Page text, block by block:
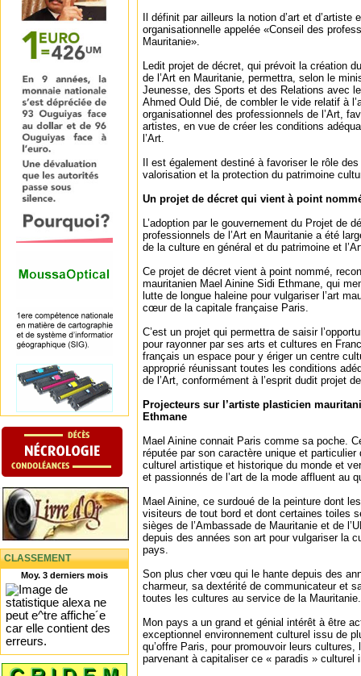
CLASSEMENT
Moy. 3 derniers mois
Il définit par ailleurs la notion d’art et d’artiste
organisationnelle appelée «Conseil des
Mauritanie».
Ledit projet de décret, qui prévoit la création
de l’Art en Mauritanie, permettra, selon le
Jeunesse, des Sports et des Relations avec
Ahmed Ould Dié, de combler le vide relatif à
organisationnel des professionnels de l’Art,
artistes, en vue de créer les conditions
l’Art.
Il est également destiné à favoriser le rôle
valorisation et la protection du patrimoine
Un projet de décret qui vient à point
L’adoption par le gouvernement du Projet de
professionnels de l’Art en Mauritanie a été
de la culture en général et du patrimoine et
Ce projet de décret vient à point nommé,
mauritanien Mael Ainine Sidi Ethmane, qui
lutte de longue haleine pour vulgariser l’art
cœur de la capitale française Paris.
C’est un projet qui permettra de saisir
pour rayonner par ses arts et cultures en
français un espace pour y ériger un centre
approprié réunissant toutes les conditions
de l’Art, conformément à l’esprit dudit projet
Projecteurs sur l’artiste plasticien
Ethmane
Mael Ainine connait Paris comme sa poche.
réputée par son caractère unique et particulier
culturel artistique et historique du monde et
et passionnés de l’art de la mode affluent au
Mael Ainine, ce surdoué de la peinture dont
visiteurs de tout bord et dont certaines toiles
sièges de l’Ambassade de Mauritanie et de
depuis des années son art pour vulgariser la
pays.
Son plus cher vœu qui le hante depuis des
charmeur, sa dextérité de communicateur et
toutes les cultures au service de la Mauritanie.
Mon pays a un grand et génial intérêt à être
exceptionnel environnement culturel issu de
qu’offre Paris, pour promouvoir leurs
parvenant à capitaliser ce « paradis » culturel